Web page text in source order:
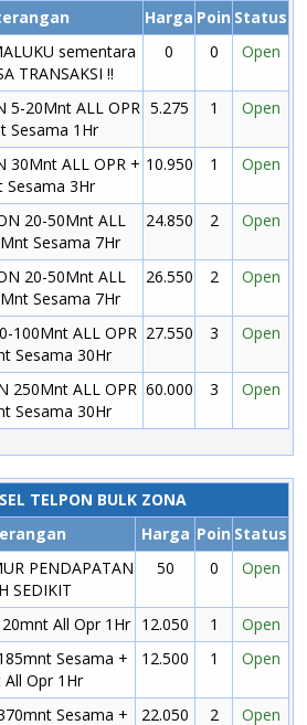
Harga Poin Status
sementara
TRANSAKSI !!
0 0 Open
5-20Mnt ALL OPR
Sesama 1Hr
5.275 1 Open
30Mnt ALL OPR +
Sesama 3Hr
10.950 1 Open
20-50Mnt ALL
Sesama 7Hr
24.850 2 Open
20-50Mnt ALL
Sesama 7Hr
26.550 2 Open
100Mnt ALL OPR
Sesama 30Hr
27.550 3 Open
250Mnt ALL OPR
Sesama 30Hr
60.000 3 Open
TELPON BULK ZONA
Harga Poin Status
PENDAPATAN
SEDIKIT
50 0 Open
All Opr 1Hr 12.050 1
Open
Sesama +
Opr 1Hr
12.500 1 Open
Sesama +
22.050 2 Open